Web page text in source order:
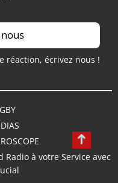
réaction, écrivez nous !
Radio à votre Service avec